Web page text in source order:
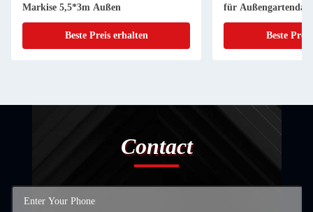
Markise 5,5*3m Außen
Beste Preis erhalten
für
Beste
Contact